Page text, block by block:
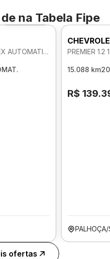
na Tabela Fipe
Foto 360º
PREMIER 1.2 12V TURBO FLEX AUTOMATICO
15.088 km
R$
PALHOÇA/
ofertas